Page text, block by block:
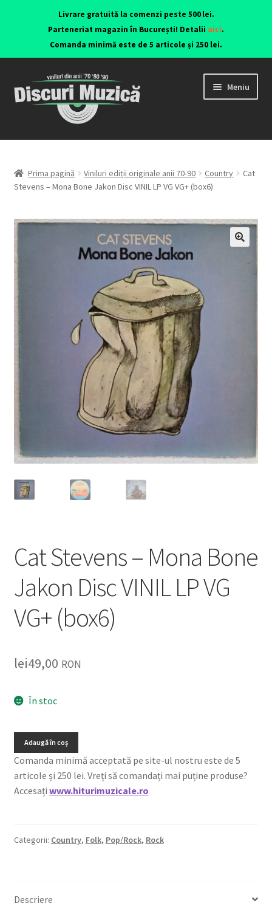
Livrare gratuită la comenzi peste 500 lei.
Parteneriat magazin în București! Detalii aici.
Comanda minimă este de 5 articole și 250 lei.
Meniu
Viniluri ediții originale anii 70-90
CD-uri originale
Oferta lunii
Prima pagină Viniluri ediții originale anii 70-90 Country
Cat
Stevens – Mona Bone Jakon Disc VINIL LP VG VG+ (box6)
Cat Stevens – Mona Bone
Jakon Disc VINIL LP VG
VG+ (box6)
lei49,00 RON
În stoc
Adaugă în coș
Comanda minimă acceptată pe site-ul nostru este de 5
articole și 250 lei. Vreți să comandați mai puține produse?
Accesați www.hiturimuzicale.ro
Categorii: Country, Folk, Pop/Rock, Rock
Descriere